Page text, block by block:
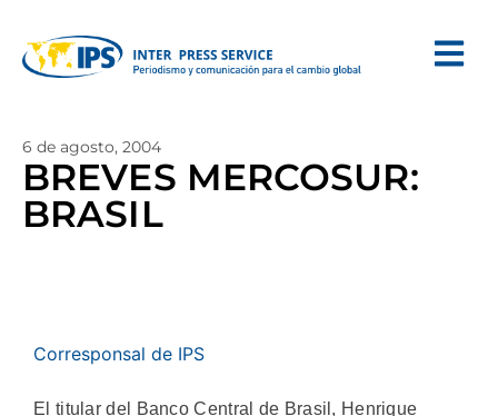
6 de agosto, 2004
BREVES MERCOSUR:
BRASIL
Corresponsal de IPS
El titular del Banco Central de Brasil, Henrique